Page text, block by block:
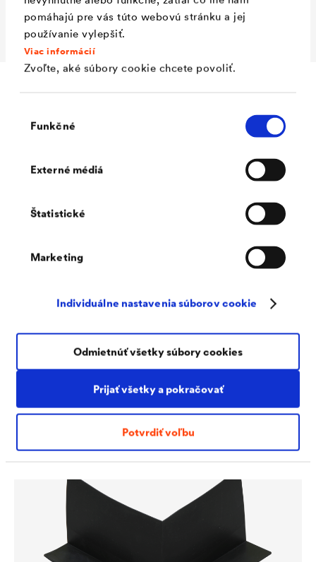
pomáhajú pre vás túto webovú stránku a jej
používanie vylepšiť.
Viac informácií
Zvoľte, aké súbory cookie chcete povoliť.
súhlasu
Funkčné
Externé médiá
Štatistické
Marketing
Individuálne nastavenia súborov cookie
Prijať všetky a pokračovať
Potvrdiť voľbu
Odmietnúť všetky súbory cookies
Rozmer
50 m x 1.50 m
Doplnky
Lepiaca páska vysoko odolná proti starnutiu na lepenie
presahov a zložitých detailov. Špeciálne pre použitie na
DELTA